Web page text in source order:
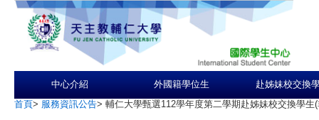
中心介紹 外國籍學位生 赴姊妹校交換
首頁> 服務資訊公告> 輔仁大學甄選112學年度第二學期赴姊妹校交換學生